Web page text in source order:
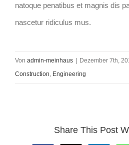
natoque penatibus et magnis dis
nascetur ridiculus mus.
Von admin-meinhaus | Dezember 7th,
Construction Engineering
Share This Post